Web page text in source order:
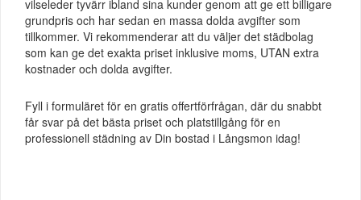
vilseleder tyvärr ibland sina kunder genom att ge ett billigare
grundpris och har sedan en massa dolda avgifter som
tillkommer. Vi rekommenderar att du väljer det städbolag
som kan ge det exakta priset inklusive moms, UTAN extra
kostnader och dolda avgifter.
Fyll i formuläret för en gratis offertförfrågan, där du snabbt
får svar på det bästa priset och platstillgång för en
professionell städning av Din bostad i Långsmon idag!